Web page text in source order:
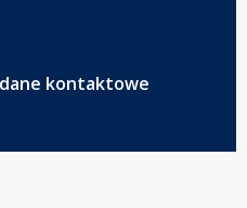
dane kontaktowe